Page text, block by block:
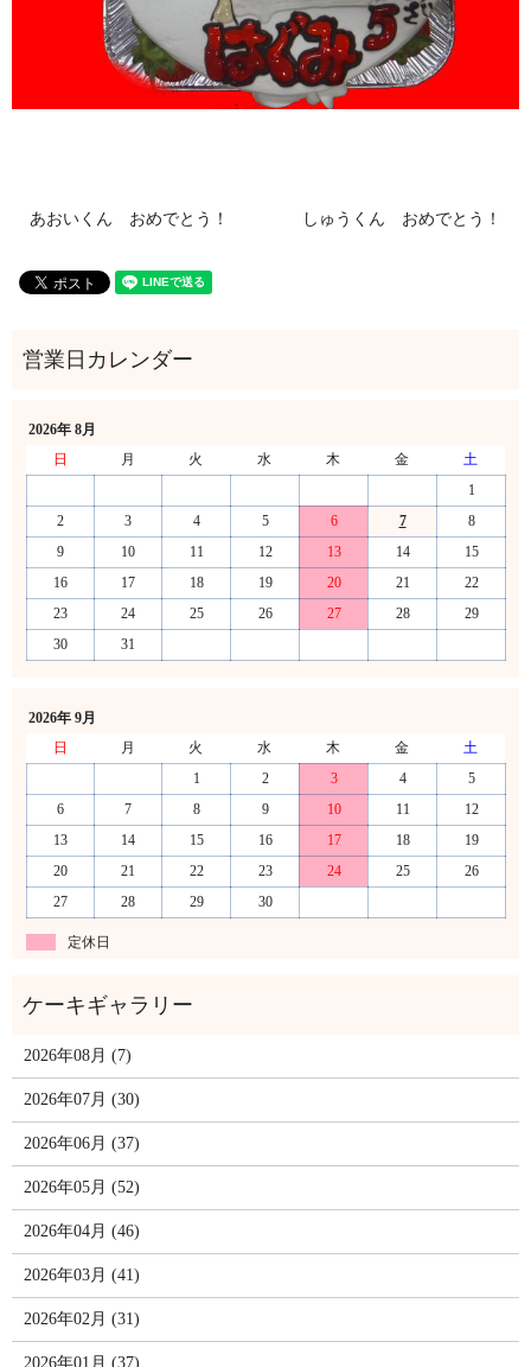
あおいくん おめでとう！ しゅうくん おめでとう！
2026年 8月
日
月 火 水 木 金
土
1
2
3 4 5 6 7
8
9
10 11 12 13 14
15
16
17 18 19 20 21
22
23
24 25 26 27 28
29
30
31
2026年 9月
日
月 火 水 木 金
土
1
2 3 4
5
6
7 8 9 10 11
12
13
14 15 16 17 18
19
20
21 22 23 24 25
26
27
28 29 30
定休日
2026年08月 (7)
2026年07月 (30)
2026年06月 (37)
2026年05月 (52)
2026年04月 (46)
2026年03月 (41)
2026年02月 (31)
2026年01月 (37)